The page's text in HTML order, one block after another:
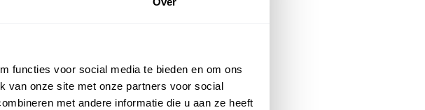
functies voor social media te bieden en om ons
van onze site met onze partners voor social
met andere informatie die u aan ze heeft